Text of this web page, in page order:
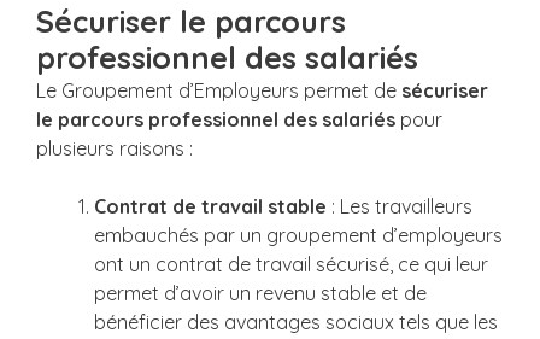
Sécuriser le parcours
professionnel des salariés
Le Groupement d’Employeurs permet de sécuriser
le parcours professionnel des salariés pour
plusieurs raisons :
Contrat de travail stable : Les travailleurs
embauchés par un groupement d’employeurs
ont un contrat de travail sécurisé, ce qui leur
permet d’avoir un revenu stable et de
bénéficier des avantages sociaux tels que les